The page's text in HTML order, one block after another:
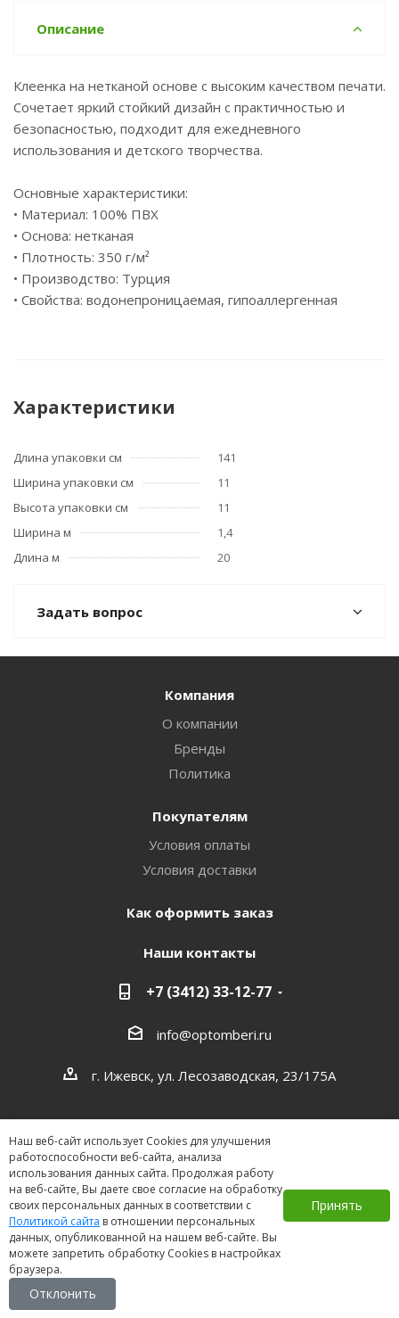
Описание
Клеенка на нетканой основе с высоким качеством печати.
Сочетает яркий стойкий дизайн с практичностью и
безопасностью, подходит для ежедневного
использования и детского творчества.
Основные характеристики:
• Материал: 100% ПВХ
• Основа: нетканая
• Плотность: 350 г/м²
• Производство: Турция
• Свойства: водонепроницаемая, гипоаллергенная
Характеристики
Длина упаковки см
141
Ширина упаковки см
11
Высота упаковки см
11
Ширина м
1,4
Длина м
20
Задать вопрос
Наш веб-сайт использует Cookies для улучшения
работоспособности веб-сайта, анализа
использования данных сайта. Продолжая работу
на веб-сайте, Вы даете свое согласие на обработку
своих персональных данных в соответствии с
Политикой сайта в отношении персональных
данных, опубликованной на нашем веб-сайте. Вы
можете запретить обработку Cookies в настройках
браузера.
Принять
Отклонить
Компания
О компании
Бренды
Политика
Покупателям
Условия оплаты
Условия доставки
Как оформить заказ
Наши контакты
+7 (3412) 33-12-77
info@optomberi.ru
г. Ижевск, ул. Лесозаводская, 23/175А
2026 ©